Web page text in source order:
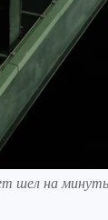
шел на